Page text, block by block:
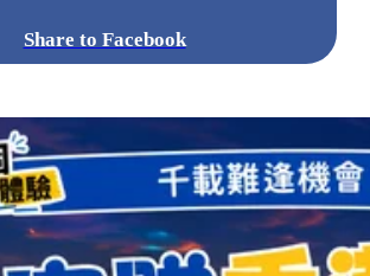
Share to Facebook